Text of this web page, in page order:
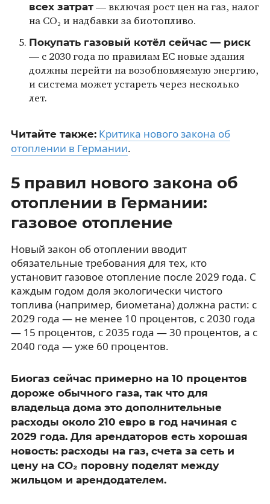
всех затрат— включая рост цен на газ, налог
на CO₂ и надбавки за биотопливо.
Покупать газовый котёл сейчас — риск
— с 2030 года по правилам ЕС новые здания
должны перейти на возобновляемую энергию,
и система может устареть через несколько
лет.
Читайте также: Критика нового закона об
отоплении в Германии.
5 правил нового закона об
отоплении в Германии:
газовое отопление
Новый закон об отоплении вводит
обязательные требования для тех, кто
установит газовое отопление после 2029 года. С
каждым годом доля экологически чистого
топлива (например, биометана) должна расти: с
2029 года — не менее 10 процентов, с 2030 года
— 15 процентов, с 2035 года — 30 процентов, а с
2040 года — уже 60 процентов.
Биогаз сейчас примерно на 10 процентов
дороже обычного газа, так что для
владельца дома это дополнительные
расходы около 210 евро в год начиная с
2029 года. Для арендаторов есть хорошая
новость: расходы на газ, счета за сеть и
цену на CO₂ поровну поделят между
жильцом и арендодателем.